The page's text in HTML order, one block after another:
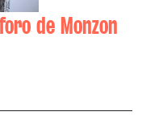
de Monzon